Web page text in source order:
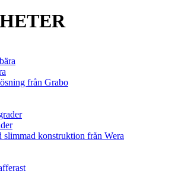
från Grabo
slimmad konstruktion från Wera